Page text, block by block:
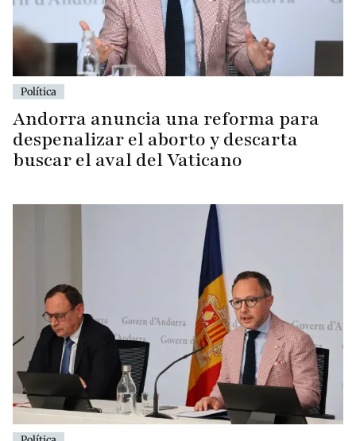
Política
Andorra anuncia una reforma para
despenalizar el aborto y descarta
buscar el aval del Vaticano